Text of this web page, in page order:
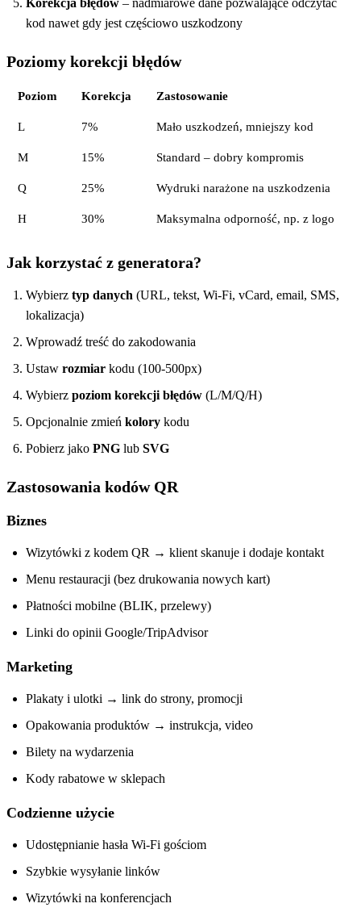
kod nawet gdy jest częściowo uszkodzony
Poziomy korekcji błędów
Poziom Korekcja Zastosowanie
L 7% Mało uszkodzeń, mniejszy kod
M 15% Standard – dobry kompromis
Q 25% Wydruki narażone na uszkodzenia
H 30% Maksymalna odporność, np. z logo
Jak korzystać z generatora?
Wybierz typ danych (URL, tekst, Wi-Fi, vCard, email, SMS,
lokalizacja)
Wprowadź treść do zakodowania
Ustaw rozmiar kodu (100-500px)
Wybierz poziom korekcji błędów (L/M/Q/H)
Opcjonalnie zmień kolory kodu
Pobierz jako PNG lub SVG
Zastosowania kodów QR
Biznes
Wizytówki z kodem QR → klient skanuje i dodaje kontakt
Menu restauracji (bez drukowania nowych kart)
Płatności mobilne (BLIK, przelewy)
Linki do opinii Google/TripAdvisor
Marketing
Plakaty i ulotki → link do strony, promocji
Opakowania produktów → instrukcja, video
Bilety na wydarzenia
Kody rabatowe w sklepach
Codzienne użycie
Udostępnianie hasła Wi-Fi gościom
Szybkie wysyłanie linków
Wizytówki na konferencjach